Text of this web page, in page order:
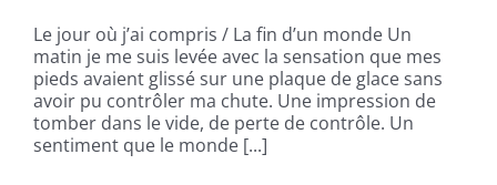
Le jour où j’ai compris / La fin d’un monde Un
matin je me suis levée avec la sensation que mes
pieds avaient glissé sur une plaque de glace sans
avoir pu contrôler ma chute. Une impression de
tomber dans le vide, de perte de contrôle. Un
sentiment que le monde [...]